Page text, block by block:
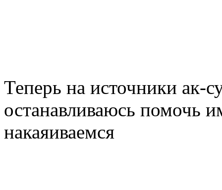
Теперь на источники ак-
останавливаюсь помочь
накаяиваемся